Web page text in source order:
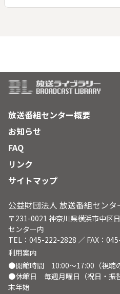
放送番組センター概要
お知らせ
FAQ
リンク
サイトマップ
公益財団法人 放送番組セン
〒231-0021 神奈川県横浜市中区
センター内
TEL：045-222-2828 ／ FAX：
利用案内
●開館時間 10:00～17:00（視聴
●休館日 毎週月曜日（祝日・振
末年始